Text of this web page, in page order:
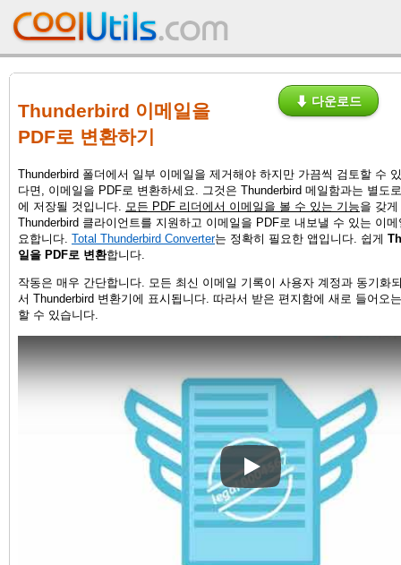
Thunderbird 이메일을
PDF로 변환하기
⬇ 다운로드
Thunderbird 폴더에서 일부 이메일을 제거해야 하지만 가끔씩 검토할 수
다면, 이메일을 PDF로 변환하세요. 그것은 Thunderbird 메일함과는 별도
에 저장될 것입니다. 모든 PDF 리더에서 이메일을 볼 수 있는 기능을 갖
Thunderbird 클라이언트를 지원하고 이메일을 PDF로 내보낼 수 있는 이
요합니다. Total Thunderbird Converter는 정확히 필요한 앱입니다. 쉽게
일을 PDF로 변환합니다.
작동은 매우 간단합니다. 모든 최신 이메일 기록이 사용자 계정과 동기화
서 Thunderbird 변환기에 표시됩니다. 따라서 받은 편지함에 새로 들어오
할 수 있습니다.
Convert Thunderbird EMails